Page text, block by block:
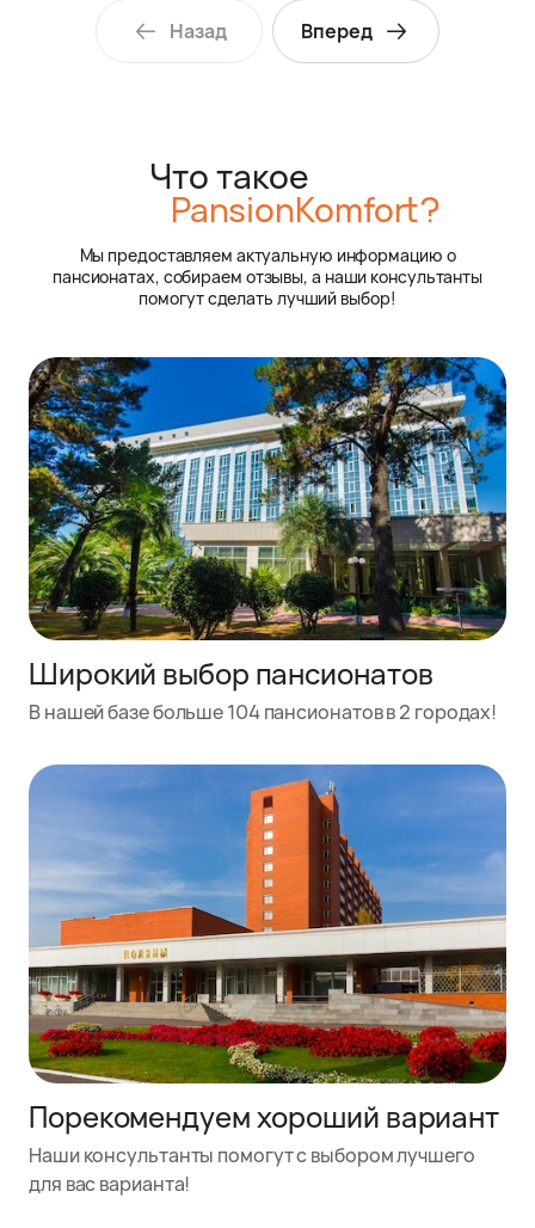
Назад Вперед
Что такое
PansionKomfort?
Мы предоставляем актуальную информацию о
пансионатах, собираем отзывы, а наши консультанты
помогут сделать лучший выбор!
Широкий выбор пансионатов
В нашей базе больше 104 пансионатов в 2 городах!
Порекомендуем хороший вариант
Наши консультанты помогут с выбором лучшего
для вас варианта!